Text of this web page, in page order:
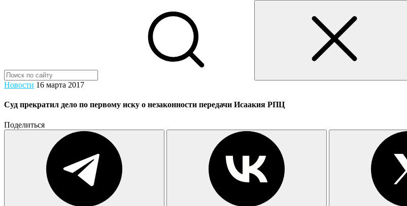
Новости 16 марта 2017
Суд прекратил дело по первому иску о незаконности передачи Исаакия РПЦ
Поделиться